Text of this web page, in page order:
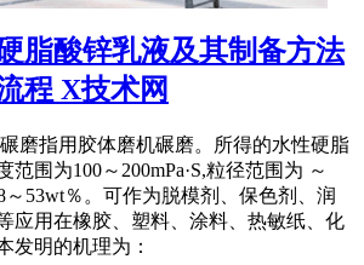
脂酸锌乳液及其制备方法
程 X技术网
磨指用胶体磨机碾磨。所得的水性硬脂
范围为100～200mPa·S,粒径范围为 ～
～53wt％。可作为脱模剂、保色剂、润
应用在橡胶、塑料、涂料、热敏纸、化
发明的机理为：